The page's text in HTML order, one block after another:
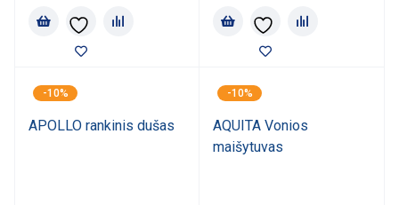
-10%
APOLLO rankinis dušas
-10%
AQUITA Vonios
maišytuvas